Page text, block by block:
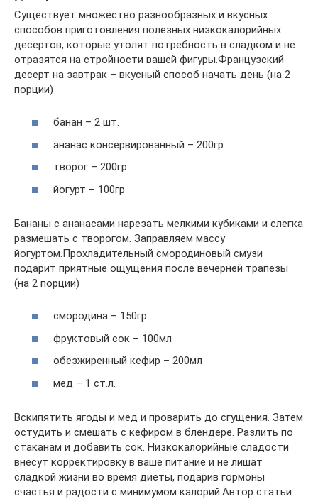
Существует множество разнообразных и вкусных
способов приготовления полезных низкокалорийных
десертов, которые утолят потребность в сладком и не
отразятся на стройности вашей фигуры.Французский
десерт на завтрак – вкусный способ начать день (на 2
порции)
банан – 2 шт.
ананас консервированный – 200гр
творог – 200гр
йогурт – 100гр
Бананы с ананасами нарезать мелкими кубиками и слегка
размешать с творогом. Заправляем массу
йогуртом.Прохладительный смородиновый смузи
подарит приятные ощущения после вечерней трапезы
(на 2 порции)
смородина – 150гр
фруктовый сок – 100мл
обезжиренный кефир – 200мл
мед – 1 ст.л.
Вскипятить ягоды и мед и проварить до сгущения. Затем
остудить и смешать с кефиром в блендере. Разлить по
стаканам и добавить сок. Низкокалорийные сладости
внесут корректировку в ваше питание и не лишат
сладкой жизни во время диеты, подарив гормоны
счастья и радости с минимумом калорий.Автор статьи